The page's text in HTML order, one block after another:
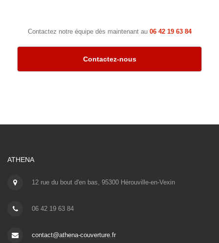
Contactez notre équipe dès maintenant au 06 42 19 63 84
Contactez-nous
ATHENA
12 rue du bout d'en bas, 95300 Hérouville-en-Vexin
06 42 19 63 84
contact@athena-couverture.fr